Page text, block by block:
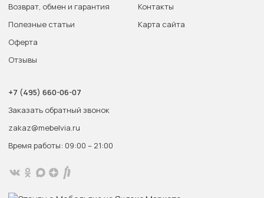
Возврат, обмен и гарантия
Полезные статьи
Оферта
Отзывы
Контакты
Карта сайта
+7 (495) 660-06-07
Заказать обратный звонок
zakaz@mebelvia.ru
Время работы: 09:00 – 21:00